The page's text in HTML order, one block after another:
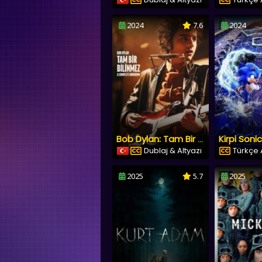
2024 7.6
Bob Dylan: Tam Bir Bilinmez
Dublaj & Altyazı
2024
Kirpi
Türkçe
2025 5.7 2025